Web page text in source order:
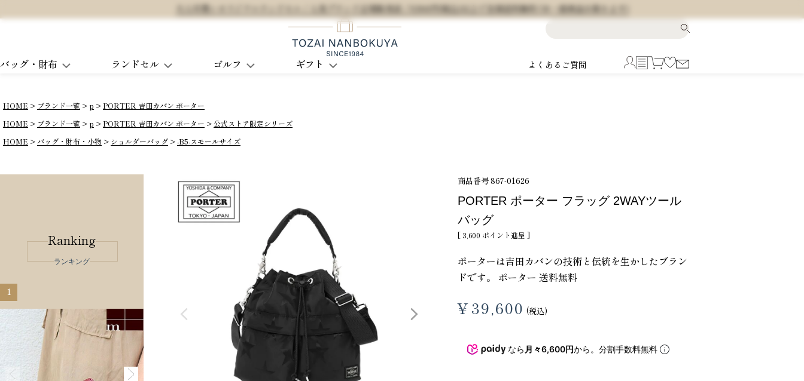
大人可愛いオリジナルランドセル / 人気ブランド正規販売店 / 5,500円(税込)以上で全国送料無料 (※一部商品を除きます)
バッグ・財布 ランドセル ゴルフ ギフト よくあるご質問
HOME ブランド一覧 p
PORTER 吉田カバン ポーター
HOME
ブランド一覧 p PORTER 吉田カバン ポーター
公式ストア限定シリーズ
HOME
バッグ・財布・小物 ショルダーバッグ -B5-スモールサイズ
Ranking
ランキング
1
商品番号867-01626
PORTER ポーター フラッグ 2WAYツール
バッグ
[ 3,600 ポイント進呈 ]
ポーターは吉田カバンの技術と伝統を生かしたブラン
ドです。 ポーター 送料無料
¥39,600 税込
なら 月々6,600円から。分割手数料無料